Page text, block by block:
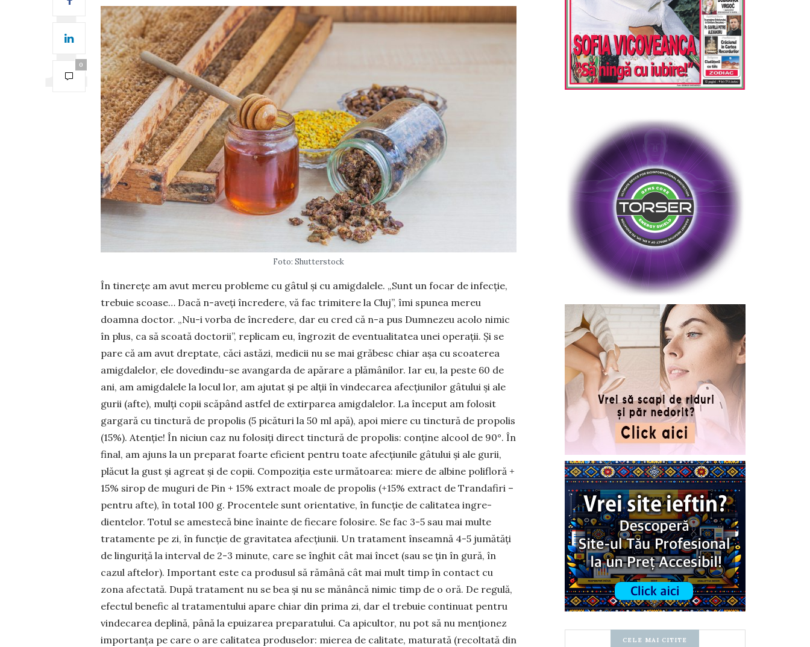
0
Foto: Shutterstock
În tinerețe am avut mereu probleme cu gâtul și cu amig­dalele. „Sunt un focar de infecție,
trebuie scoa­se… Dacă n-aveți încredere, vă fac trimitere la Cluj”, îmi spunea mereu
doamna doctor. „Nu-i vorba de în­credere, dar eu cred că n-a pus Dum­nezeu acolo nimic
în plus, ca să scoată doctorii”, replicam eu, îngrozit de eventualitatea unei ope­rații. Și se
pare că am avut dreptate, căci as­tăzi, medicii nu se mai grăbesc chiar așa cu scoaterea
amig­da­lelor, ele dovedindu-se avangarda de apă­rare a plămânilor. Iar eu, la peste 60 de
ani, am amigdalele la locul lor, am ajutat și pe alții în vindecarea afecțiunilor gâtului și ale
gurii (afte), mulți copii scă­pând astfel de extirparea amig­da­le­lor. La început am folosit
gargară cu tinctură de propolis (5 picături la 50 ml apă), apoi miere cu tinctură de propolis
(15%). Atenție! În niciun caz nu folosiți direct tinctură de propolis: conține al­cool de 90°. În
final, am ajuns la un preparat foarte eficient pentru toate afecțiunile gâtului și ale gurii,
plă­cut la gust și agreat și de copii. Com­poziția este ur­mă­toarea: miere de albine polifloră +
15% sirop de mu­guri de Pin + 15% extract moale de propolis (+15% ex­tract de Trandafiri –
pen­tru afte), în total 100 g. Pro­centele sunt orientative, în funcție de calitatea in­gre­
dientelor. Totul se amestecă bine înainte de fiecare fo­lo­sire. Se fac 3-5 sau mai multe
tratamente pe zi, în funcție de gravitatea afecțiunii. Un tratament în­seam­nă 4-5 jumătăți
de linguriță la interval de 2-3 mi­nute, care se înghit cât mai încet (sau se țin în gură, în
cazul aftelor). Important este ca pro­dusul să ră­mâ­nă cât mai mult timp în contact cu
zona afectată. Du­pă tratament nu se bea și nu se mănâncă nimic timp de o oră. De regulă,
efec­tul benefic al tratamentului apare chiar din prima zi, dar el trebuie continuat pen­tru
vin­decarea deplină, până la epuizarea pre­pa­ra­tu­lui. Ca apicultor, nu pot să nu mențio­nez
importanța pe care o are calitatea produselor: mierea de calitate, matu­rată (recoltată din
CELE MAI CITITE